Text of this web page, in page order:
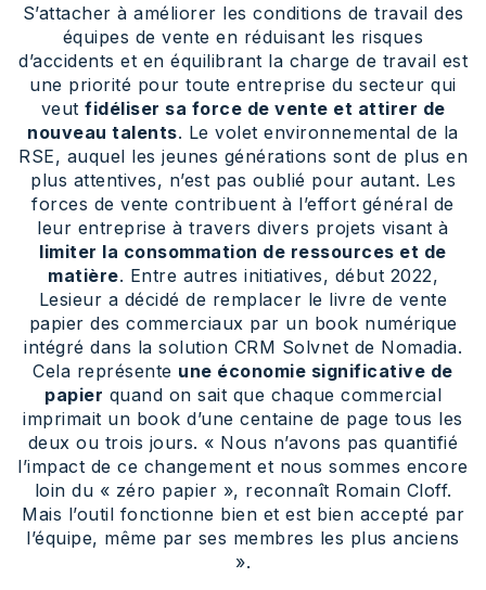
S’attacher à améliorer les conditions de travail des
équipes de vente en réduisant les risques
d’accidents et en équilibrant la charge de travail est
une priorité pour toute entreprise du secteur qui
veut fidéliser sa force de vente et attirer de
nouveau talents. Le volet environnemental de la
RSE, auquel les jeunes générations sont de plus en
plus attentives, n’est pas oublié pour autant. Les
forces de vente contribuent à l’effort général de
leur entreprise à travers divers projets visant à
limiter la consommation de ressources et de
matière. Entre autres initiatives, début 2022,
Lesieur a décidé de remplacer le livre de vente
papier des commerciaux par un book numérique
intégré dans la solution CRM Solvnet de Nomadia.
Cela représente une économie significative de
papier quand on sait que chaque commercial
imprimait un book d’une centaine de page tous les
deux ou trois jours. « Nous n’avons pas quantifié
l’impact de ce changement et nous sommes encore
loin du « zéro papier », reconnaît Romain Cloff.
Mais l’outil fonctionne bien et est bien accepté par
l’équipe, même par ses membres les plus anciens
».